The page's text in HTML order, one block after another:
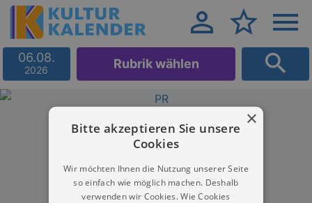
06.08.
2026 Rubrik wählen
×
Bitte akzeptieren Sie unsere
Cookies
Wir möchten Ihnen die Nutzung unserer Seite
so einfach wie möglich machen. Deshalb
verwenden wir Cookies. Wie Cookies